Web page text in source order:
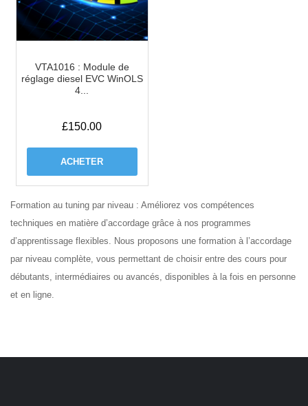
VTA1016 : Module de
réglage diesel EVC WinOLS
4...
£150.00
ACHETER
Formation au tuning par niveau : Améliorez vos compétences
techniques en matière d’accordage grâce à nos programmes
d’apprentissage flexibles. Nous proposons une formation à l’accordage
par niveau complète, vous permettant de choisir entre des cours pour
débutants, intermédiaires ou avancés, disponibles à la fois en personne
et en ligne.